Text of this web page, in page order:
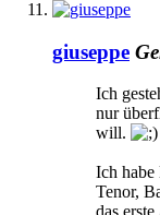
giuseppe
Ich
nur
will.
Ich
Tenor,